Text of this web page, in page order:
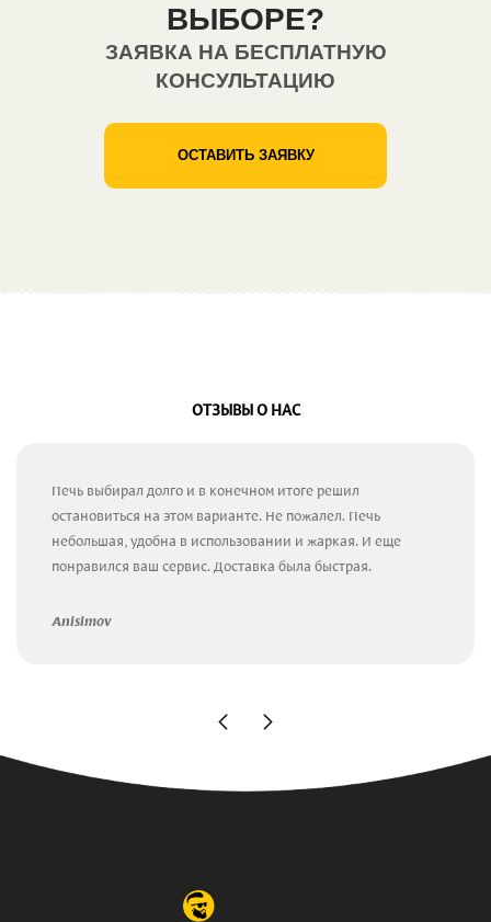
ВЫБОРЕ?
ЗАЯВКА НА БЕСПЛАТНУЮ
КОНСУЛЬТАЦИЮ
ОСТАВИТЬ ЗАЯВКУ
ОТЗЫВЫ О НАС
Печь выбирал долго и в конечном итоге решил
остановиться на этом варианте. Не пожалел. Печь
небольшая, удобна в использовании и жаркая. И еще
понравился ваш сервис. Доставка была быстрая.
Anisimov